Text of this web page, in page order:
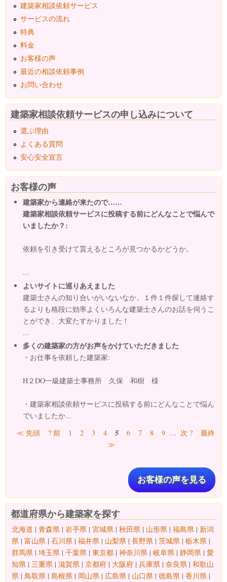
建築家相談依頼サービス
サービスの流れ
特典
料金
お客様の声
最近の相談依頼事例
お問い合わせ
建築家相談依頼サービスの申し込みについて
選ぶ理由
よくある質問
安心安全宣言
お客様の声
建築家から連絡が来たので……
建築家相談依頼サービスに投稿する前にどんなことで悩んで
いましたか？:
依頼を引き受けて貰えるところが見つかるかどうか。
...
よいサイトに巡りあえました
建築士さんの知り合いがいないなか、１件１件探して連絡す
るよりも格段に効率よくいろんな建築士さんのお話を伺うこ
とができ、大変たすかりました！
...
多くの建築家の方がお声をかけていただきました
・お仕事を依頼した建築家:
H２DO一級建築士事務所 久保 和樹 様
・建築家相談依頼サービスに投稿する前にどんなことで悩ん
でいましたか...
ページ
≪ 先頭 ? 前 1 2 3 4 5 6 7 8 9 … 次 ?
最終
≫
お客様の声を見る
都道府県から建築家を探す
北海道 | 青森県 | 岩手県 | 宮城県 | 秋田県 | 山形県 | 福島県 | 新潟
県 | 富山県 | 石川県 | 福井県 | 山梨県 | 長野県 | 茨城県 | 栃木県 |
群馬県 | 埼玉県 | 千葉県 | 東京都 | 神奈川県 | 岐阜県 | 静岡県 | 愛
知県 | 三重県 | 滋賀県 | 京都府 | 大阪府 | 兵庫県 | 奈良県 | 和歌山
県 | 鳥取県 | 島根県 | 岡山県 | 広島県 | 山口県 | 徳島県 | 香川県 |